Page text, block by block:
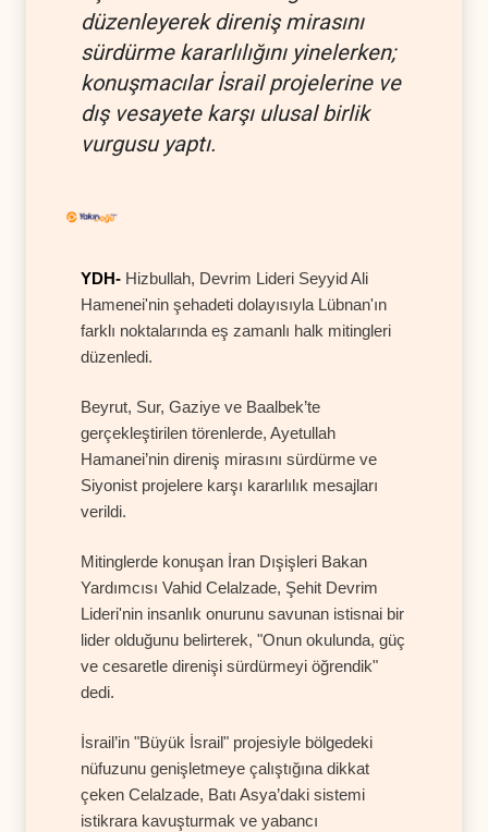
düzenleyerek direniş mirasını
sürdürme kararlılığını yinelerken;
konuşmacılar İsrail projelerine ve
dış vesayete karşı ulusal birlik
vurgusu yaptı.
YDH- Hizbullah, Devrim Lideri Seyyid Ali
Hamenei'nin şehadeti dolayısıyla Lübnan'ın
farklı noktalarında eş zamanlı halk mitingleri
düzenledi.
Beyrut, Sur, Gaziye ve Baalbek’te
gerçekleştirilen törenlerde, Ayetullah
Hamanei’nin direniş mirasını sürdürme ve
Siyonist projelere karşı kararlılık mesajları
verildi.
Mitinglerde konuşan İran Dışişleri Bakan
Yardımcısı Vahid Celalzade, Şehit Devrim
Lideri'nin insanlık onurunu savunan istisnai bir
lider olduğunu belirterek, "Onun okulunda, güç
ve cesaretle direnişi sürdürmeyi öğrendik"
dedi.
İsrail’in "Büyük İsrail" projesiyle bölgedeki
nüfuzunu genişletmeye çalıştığına dikkat
çeken Celalzade, Batı Asya’daki sistemi
istikrara kavuşturmak ve yabancı